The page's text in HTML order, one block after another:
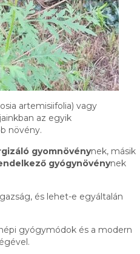
artemisiifolia) vagy
az egyik
növény.
gyomnövénynek, másik
gyógynövénynek
és lehet-e egyáltalán
gyógymódok és a modern